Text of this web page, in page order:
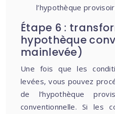
l’hypothèque
Étape 6 :
hypothèque
mainlevée)
Une fois que les
levées, vous pouvez
de l’hypothèque
conventionnelle. Si les